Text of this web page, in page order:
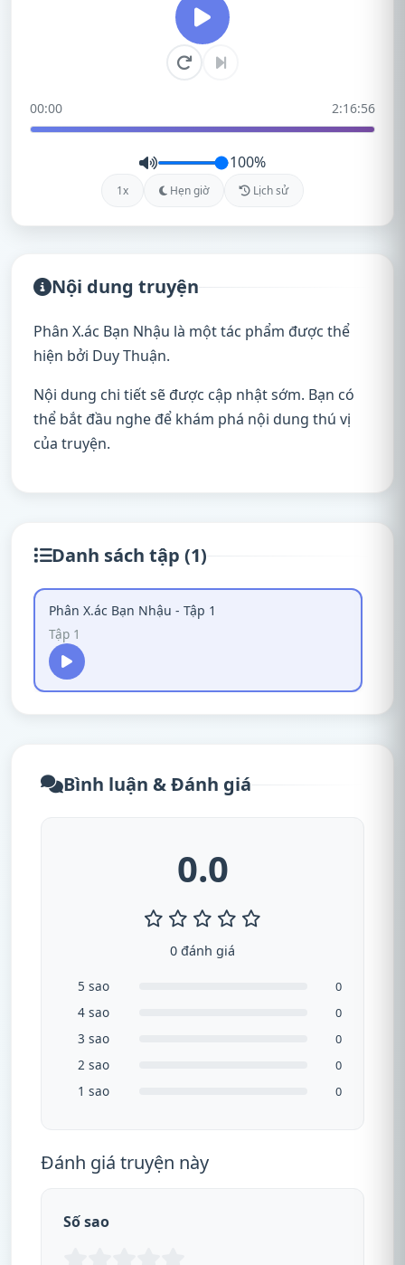
00:00 2:16:56
100%
1x Hẹn giờ Lịch sử
Nội dung truyện
Phân X.ác Bạn Nhậu là một tác phẩm được thể
hiện bởi Duy Thuận.
Nội dung chi tiết sẽ được cập nhật sớm. Bạn có
thể bắt đầu nghe để khám phá nội dung thú vị
của truyện.
Danh sách tập (1)
Phân X.ác Bạn Nhậu - Tập 1
Tập 1
Bình luận & Đánh giá
0.0
0 đánh giá
5 sao 0
4 sao 0
3 sao 0
2 sao 0
1 sao 0
Đánh giá truyện này
Số sao